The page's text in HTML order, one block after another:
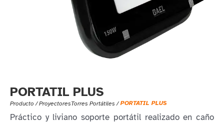
PORTATIL PLUS
Producto /ProyectoresTorres Portátiles / PORTATIL PLUS
Práctico y liviano soporte portátil realizado en caño